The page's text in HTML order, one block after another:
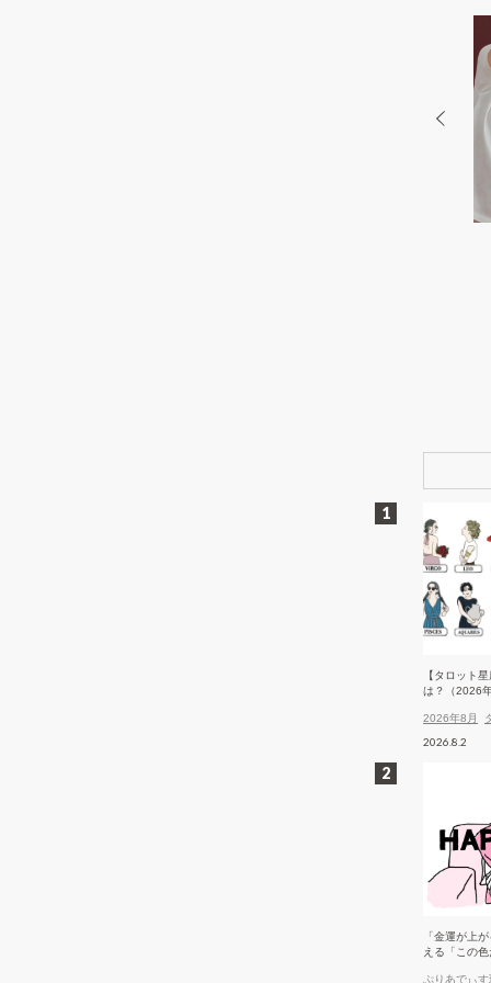
【タロット
は？（2026年
2026年8月
2026.8.2
「金運が上
える「この色
ぷりあでぃ